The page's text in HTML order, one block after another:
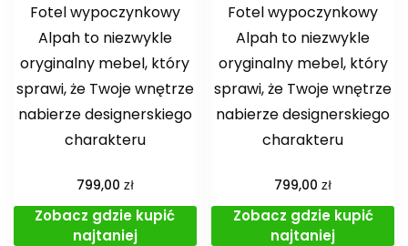
Fotel wypoczynkowy
Alpah to niezwykle
oryginalny mebel, który
sprawi, że Twoje wnętrze
nabierze designerskiego
charakteru
799,00 zł
Zobacz gdzie kupić
najtaniej
Fotel wypoczynkowy
Alpah to niezwykle
oryginalny mebel, który
sprawi, że Twoje wnętrze
nabierze designerskiego
charakteru
799,00zł
Zobacz gdzie kupić
najtaniej